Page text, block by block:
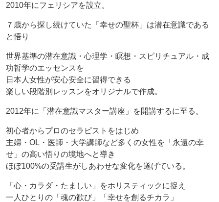
2010年にフェリシアを設立。
７歳から探し続けていた「幸せの聖杯」は潜在意識である
と悟り
世界基準の潜在意識・心理学・瞑想・スピリチュアル・成
功哲学のエッセンスを
日本人女性が安心安全に習得できる
楽しい段階別レッスンをオリジナルで作成。
2012年に「潜在意識マスター講座」を開講するに至る。
初心者からプロのセラピストをはじめ
主婦・OL・医師・大学講師など多くの女性を「永遠の幸
せ」の高い悟りの境地へと導き
ほぼ100%の受講生がしあわせな変化を遂げている。
「心・カラダ・たましい」をホリスティックに捉え
一人ひとりの「魂の歓び」「幸せを創るチカラ」